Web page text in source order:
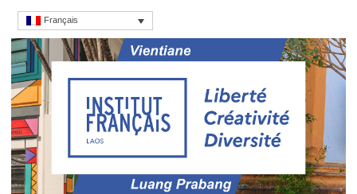
Français
Institut français du
Laos
Cours, culture et débats d'idées au Laos